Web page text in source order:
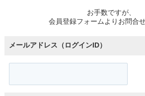
お手数ですが、
会員登録フォームよりお問合せ
メールアドレス（ログインID）